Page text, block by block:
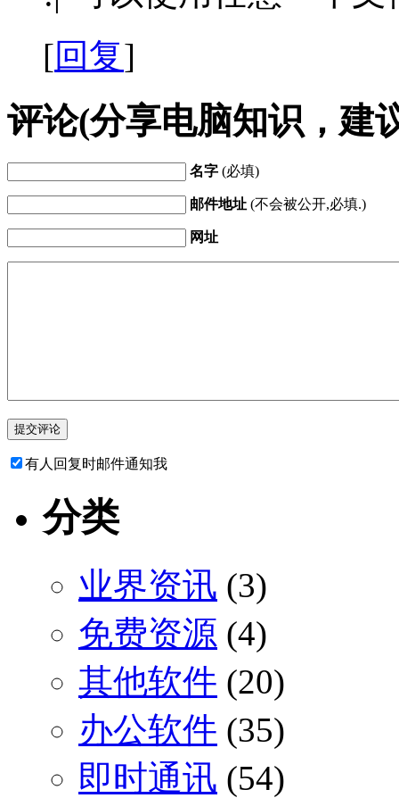
[回复]
评论(分享电脑知识，建
名字 (必填)
邮件地址 (不会被公开,必填.)
网址
有人回复时邮件通知我
分类
业界资讯 (3)
免费资源 (4)
其他软件 (20)
办公软件 (35)
即时通讯 (54)